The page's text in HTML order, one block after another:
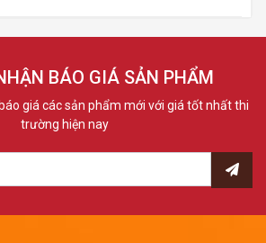
nhau, chủ yếu là từ máy tính này sang
nay USB vỏ da có những bước đột phá
mã rất sang trọng và tinh tế, mang đến
sản phẩm và thu hút người dùng.
da:
BÁO GIÁ SẢN PHẨM
giá các sản phẩm mới với giá tốt nhất thi
trường hiện nay